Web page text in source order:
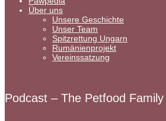
Über uns
Unsere Geschichte
Unser Team
Spitzrettung Ungarn
Rumänienprojekt
Vereinssatzung
Podcast – The Petfood Family